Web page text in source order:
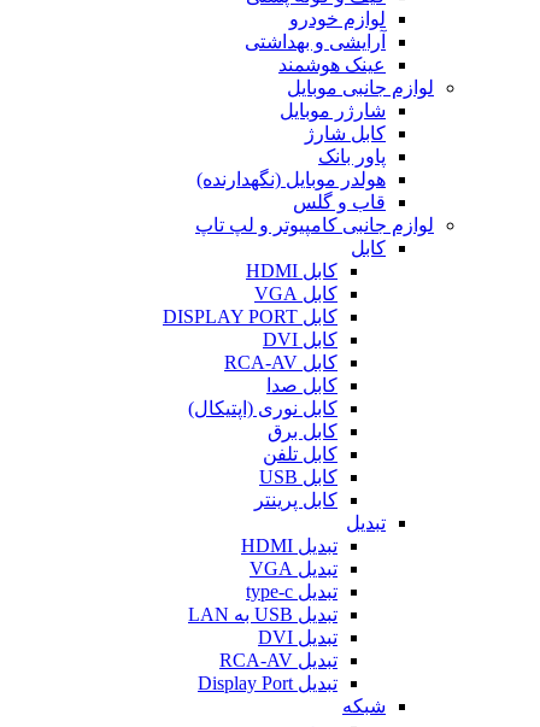
لوازم خودرو
آرایشی و بهداشتی
عینک هوشمند
لوازم جانبی موبایل
شارژر موبایل
کابل شارژ
پاور بانک
هولدر موبایل (نگهدارنده)
قاب و گلس
لوازم جانبی کامپیوتر و لپ تاپ
کابل
کابل HDMI
کابل VGA
کابل DISPLAY PORT
کابل DVI
کابل RCA-AV
کابل صدا
کابل نوری (اپتیکال)
کابل برق
کابل تلفن
کابل USB
کابل پرینتر
تبدیل
تبدیل HDMI
تبدیل VGA
تبدیل type-c
تبدیل USB به LAN
تبدیل DVI
تبدیل RCA-AV
تبدیل Display Port
شبکه